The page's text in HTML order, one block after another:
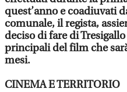
quest’anno e coadiuvati
comunale, il regista,
deciso di fare di
principali del film che
mesi.
CINEMA E TERRITORIO